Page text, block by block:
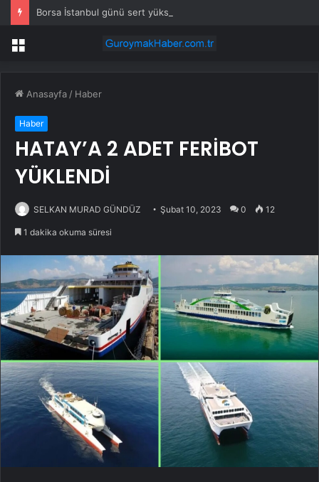
Borsa İstanbul günü sert yükselişle kapattı
Menü
Anasayfa / Haber
Haber
HATAY’A 2 ADET FERİBOT
YÜKLENDİ
SELKAN MURAD GÜNDÜZ Şubat 10, 2023 0 12
1 dakika okuma süresi